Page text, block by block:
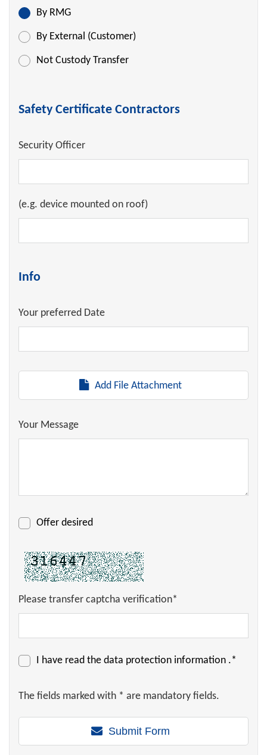
By RMG
By External (Customer)
Not Custody Transfer
Safety Certificate Contractors
Security Officer
(e.g. device mounted on roof)
Info
Your preferred Date
Add File Attachment
Your Message
Offer desired
Please transfer captcha verification*
I have read the data protection information .*
The fields marked with * are mandatory fields.
Submit Form